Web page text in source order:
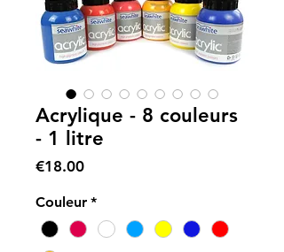
Acrylique - 8 couleurs
- 1 litre
€18.00Price
Couleur *